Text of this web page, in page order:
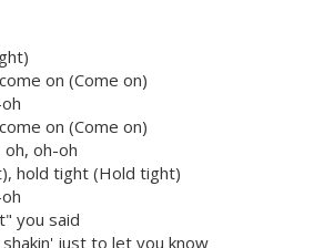
on (Come on)
on (Come on)
oh-oh
hold tight (Hold tight)
you said
just to let you know